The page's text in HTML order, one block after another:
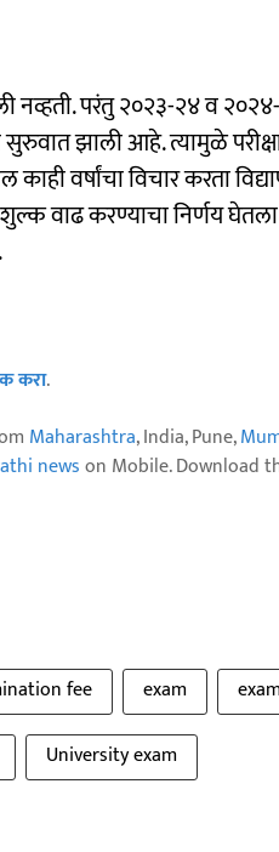
नव्हती. परंतु २०२३-२४ व
झाली आहे. त्यामुळे
काही वर्षांचा विचार करता
वाढ करण्याचा निर्णय
करा.
Maharashtra, India, Pune,
newson Mobile. Download
fee exam
University exam